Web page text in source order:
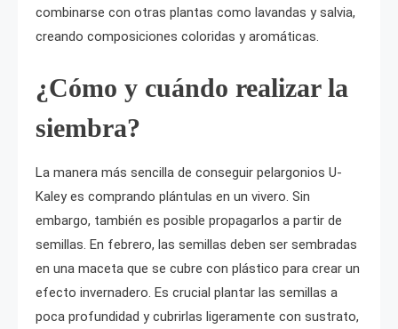
combinarse con otras plantas como lavandas y salvia,
creando composiciones coloridas y aromáticas.
¿Cómo y cuándo realizar la
siembra?
La manera más sencilla de conseguir pelargonios U-
Kaley es comprando plántulas en un vivero. Sin
embargo, también es posible propagarlos a partir de
semillas. En febrero, las semillas deben ser sembradas
en una maceta que se cubre con plástico para crear un
efecto invernadero. Es crucial plantar las semillas a
poca profundidad y cubrirlas ligeramente con sustrato,